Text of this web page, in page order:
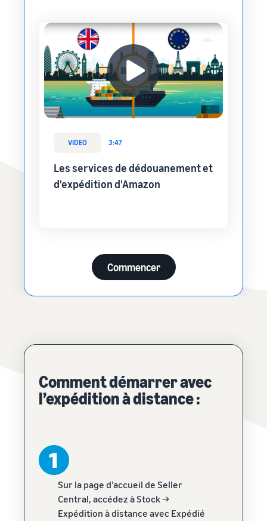
VIDEO 3:47
Les services de dédouanement et
d'expédition d'Amazon
Commencer
Comment démarrer avec
l’expédition à distance :
Sur la page d’accueil de Seller
Central, accédez à Stock →
Expédition à distance avec Expédié